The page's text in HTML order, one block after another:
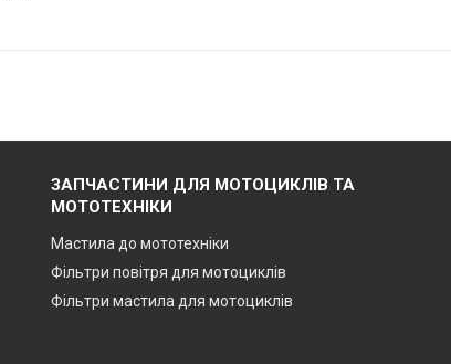
ЗАПЧАСТИНИ ДЛЯ МОТОЦИКЛІВ ТА
МОТОТЕХНІКИ
Мастила до мототехніки
Фільтри повітря для мотоциклів
Фільтри мастила для мотоциклів